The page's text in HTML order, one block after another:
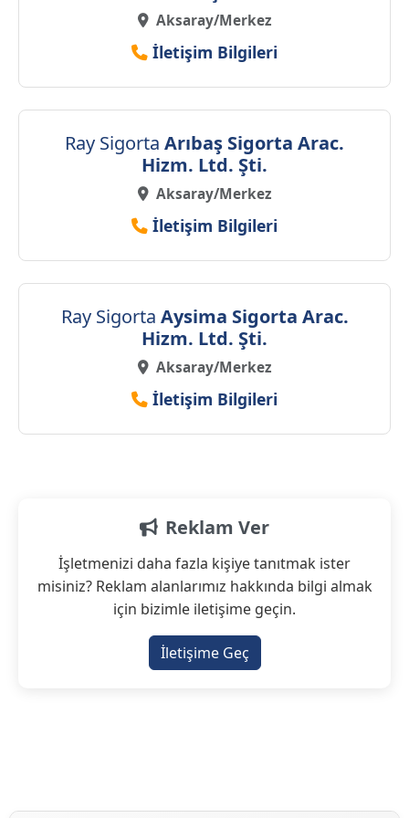
Aksaray/Merkez
İletişim Bilgileri
Ray Sigorta Arıbaş Sigorta Arac.
Hizm. Ltd. Şti.
Aksaray/Merkez
İletişim Bilgileri
Ray Sigorta Aysima Sigorta Arac.
Hizm. Ltd. Şti.
Aksaray/Merkez
İletişim Bilgileri
Reklam Ver
İşletmenizi daha fazla kişiye tanıtmak ister
misiniz? Reklam alanlarımız hakkında bilgi almak
için bizimle iletişime geçin.
İletişime Geç